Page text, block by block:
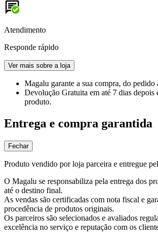
Atendimento
Responde rápido
Ver mais sobre a loja
Magalu garante a sua compra, do pedido
Devolução Gratuita em até 7 dias depois
produto.
Entrega e compra garantida
Fechar
Produto vendido por loja parceira e entregue
O Magalu se responsabiliza pela entrega dos
até o destino final.
As vendas são certificadas com nota fiscal e
procedência de produtos originais.
Os parceiros são selecionados e avaliados
excelência no serviço e reputação com os